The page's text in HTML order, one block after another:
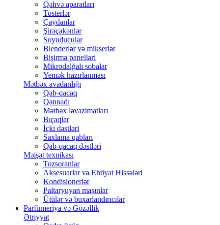
Qəhvə aparatları
Tosterlər
Çaydanlar
Şirəçəkənlər
Soyuducular
Blenderlər və mikserlər
Bişirmə panelləri
Mikrodalğalı sobalar
Yemək hazırlanması
Mətbəx avadanlığı
Qab-qacaq
Qənnadı
Mətbəx ləvazimatları
Bıçaqlar
İçki dəstləri
Saxlama qabları
Qab-qacaq dəstləri
Məişət texnikası
Tozsoranlar
Aksesuarlar və Ehtiyat Hissələri
Kondisionerlər
Paltaryuyan maşınlar
Ütülər və buxarlandırıcılar
Parfümeriya və Gözəllik
Ətriyyat